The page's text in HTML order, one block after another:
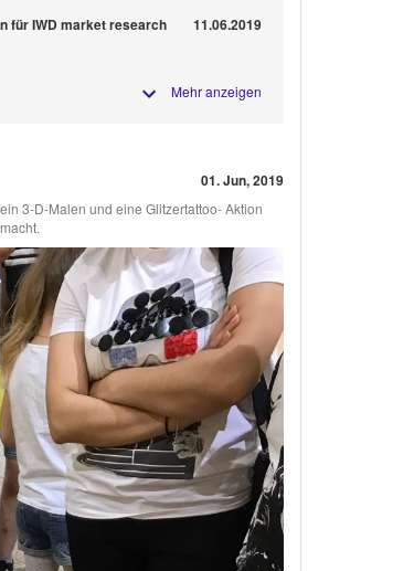
für IWD market research
11.06.2019
Mehr anzeigen
01. Jun, 2019
3-D-Malen und eine Glitzertattoo- Aktion